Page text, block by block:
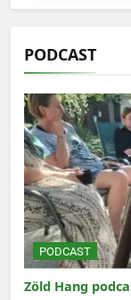
PODCAST
PODCAST
Zöld Hang